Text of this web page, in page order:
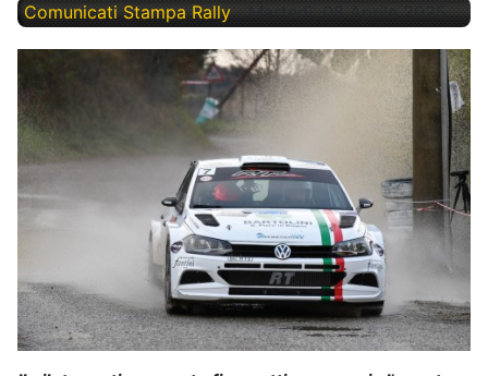
Comunicati Stampa Rally Martedì, 08 Aprile 2025